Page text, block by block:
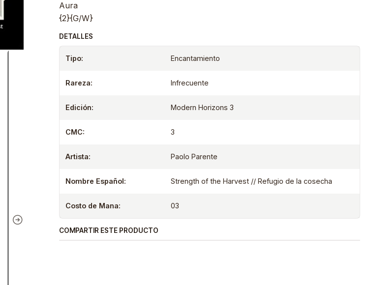
Aura
{2}{G/W}
DETALLES
Tipo: Encantamiento
Rareza: Infrecuente
Edición: Modern Horizons 3
CMC: 3
Artista: Paolo Parente
Nombre Español: Strength of the Harvest // Refugio de la cosecha
Costo de Mana: 03
COMPARTIR ESTE PRODUCTO